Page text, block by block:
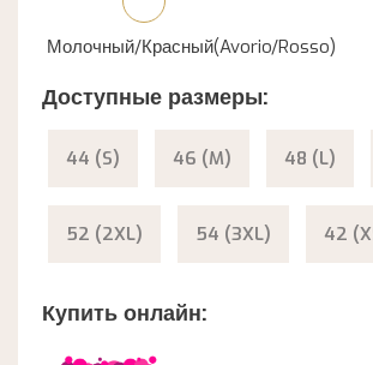
Молочный/Красный(Avorio/Rosso)
Доступные размеры:
44 (S) 46 (M) 48 (L)
52 (2XL) 54 (3XL) 42
Купить онлайн: